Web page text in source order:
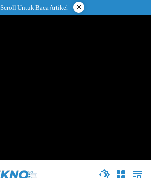
Scroll Untuk Baca Artikel ×